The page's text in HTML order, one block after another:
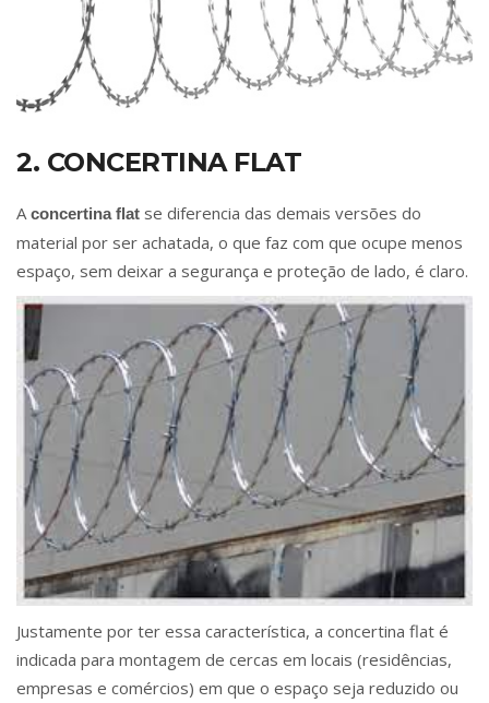
2. CONCERTINA FLAT
A concertina flat se diferencia das demais versões do
material por ser achatada, o que faz com que ocupe menos
espaço, sem deixar a segurança e proteção de lado, é claro.
Justamente por ter essa característica, a concertina flat é
indicada para montagem de cercas em locais (residências,
empresas e comércios) em que o espaço seja reduzido ou